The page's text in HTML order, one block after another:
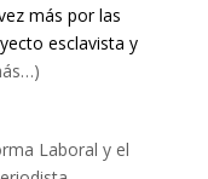
más por las
esclavista y